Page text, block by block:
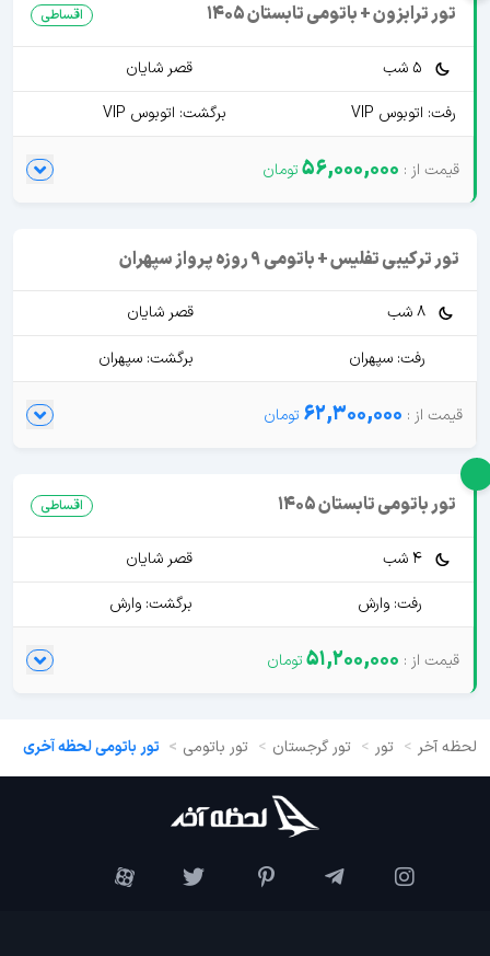
تور ترابزون + باتومی تابستان 1405 اقساطی
5 شب
قصر شایان
رفت: اتوبوس VIP
برگشت: اتوبوس VIP
56,000,000
تور ترکیبی تفلیس + باتومی 9 روزه پرواز سپهران
8 شب
قصر شایان
رفت: سپهران
برگشت: سپهران
62,300,000
تور باتومی تابستان 1405 اقساطی
4 شب
قصر شایان
رفت: وارش
برگشت: وارش
51,200,000
لحظه آخر تور تور گرجستان تور باتومی تور باتومی لحظه آخری